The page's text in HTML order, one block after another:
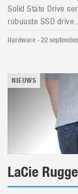
Solid State Drive
robuuste SSD
Hardware - 22
NIEUWS
LaCie